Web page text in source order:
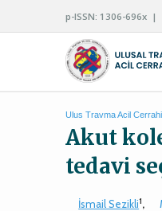
p-ISSN: 1306-696x |
Ulus Travma Acil
Akut
tedavi
İsmail Sezikli1,